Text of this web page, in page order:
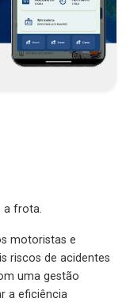
a frota.
motoristas e
riscos de acidentes
uma gestão
a eficiência